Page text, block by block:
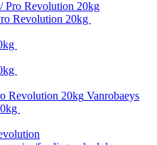
Revolution 20kg
Vanrobaeys